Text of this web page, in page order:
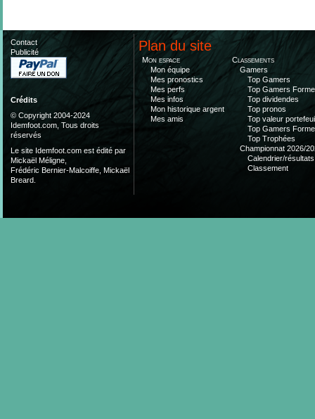
Contact
Publicité
Crédits
© Copyright 2004-2024
Idemfoot.com, Tous droits
réservés
Le site Idemfoot.com est édité par
Mickaël Méligne,
Frédéric Bernier-Malcoiffe, Mickaël
Breard.
Plan du site
Mon espace
Mon équipe
Mes pronostics
Mes perfs
Mes infos
Mon historique argent
Mes amis
Classements
Gamers
Top Gamers
Top Gamers Forme
Top dividendes
Top pronos
Top valeur
Top Gamers Forme
Top Trophées
Championnat 2026/
Calendrier/résultats
Classement